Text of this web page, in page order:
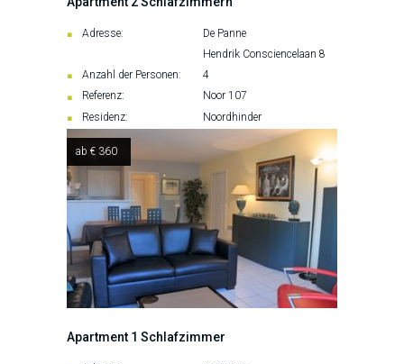
Adresse:
De Panne
Hendrik Consciencelaan 8
Anzahl der Personen:
4
Referenz:
Noor 107
Residenz:
Noordhinder
ab € 360
Apartment 1 Schlafzimmer